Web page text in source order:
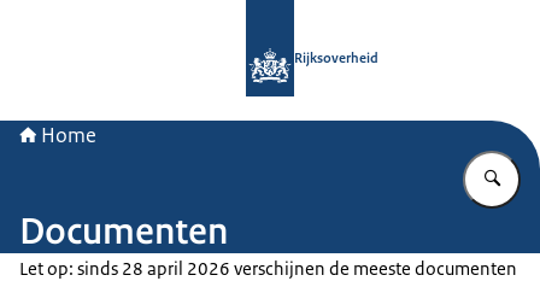
Rijksoverheid
Home
Documenten
Let op: sinds 28 april 2026 verschijnen de meeste documenten